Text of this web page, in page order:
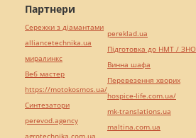
Партнери
Сережки з діамантами
alliancetechnika.ua
миралинкс
Веб мастер
https://motokosmos.ua/
Синтезатори
perevod.agency
agrotechnika.com.ua
pereklad.ua
Підготовка до НМТ / ЗНО
Винна шафа
Перевезення хворих
hospice-life.com.ua/
mk-translations.ua
maltina.com.ua